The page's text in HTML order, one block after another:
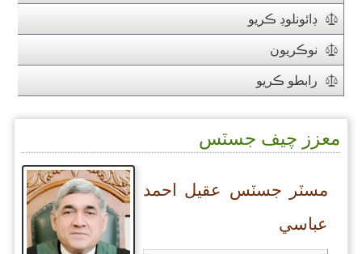
ڊائونلوڊ ڪريو
نوڪريون
رابطو ڪريو
معزز چيف جسٽس
مسٽر جسٽس عقيل احمد
عباسي